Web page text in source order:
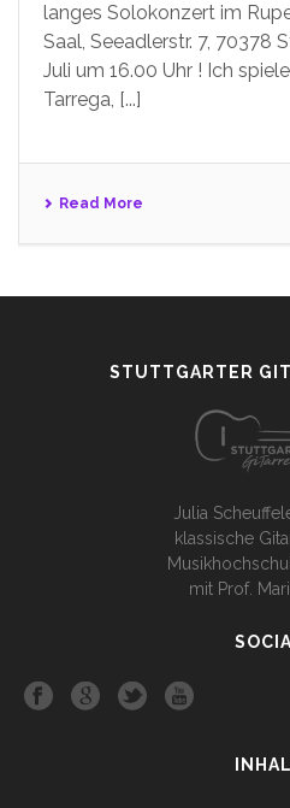
langes Solokonzert im
Saal, Seeadlerstr. 7, 70378
Juli um 16.00 Uhr ! Ich
Tarrega, [...]
Read More
STUTTGARTER
Julia
klassische
mit Prof.